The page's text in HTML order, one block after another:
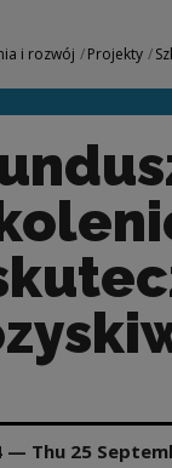
i rozwój Projekty
— Thu 25